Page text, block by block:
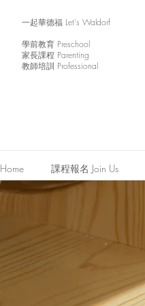
一起華德福 Let's Waldorf
學前教育 Preschool
家長課程 Parenting
教師培訓 Professional
Home 課程報名 Join Us